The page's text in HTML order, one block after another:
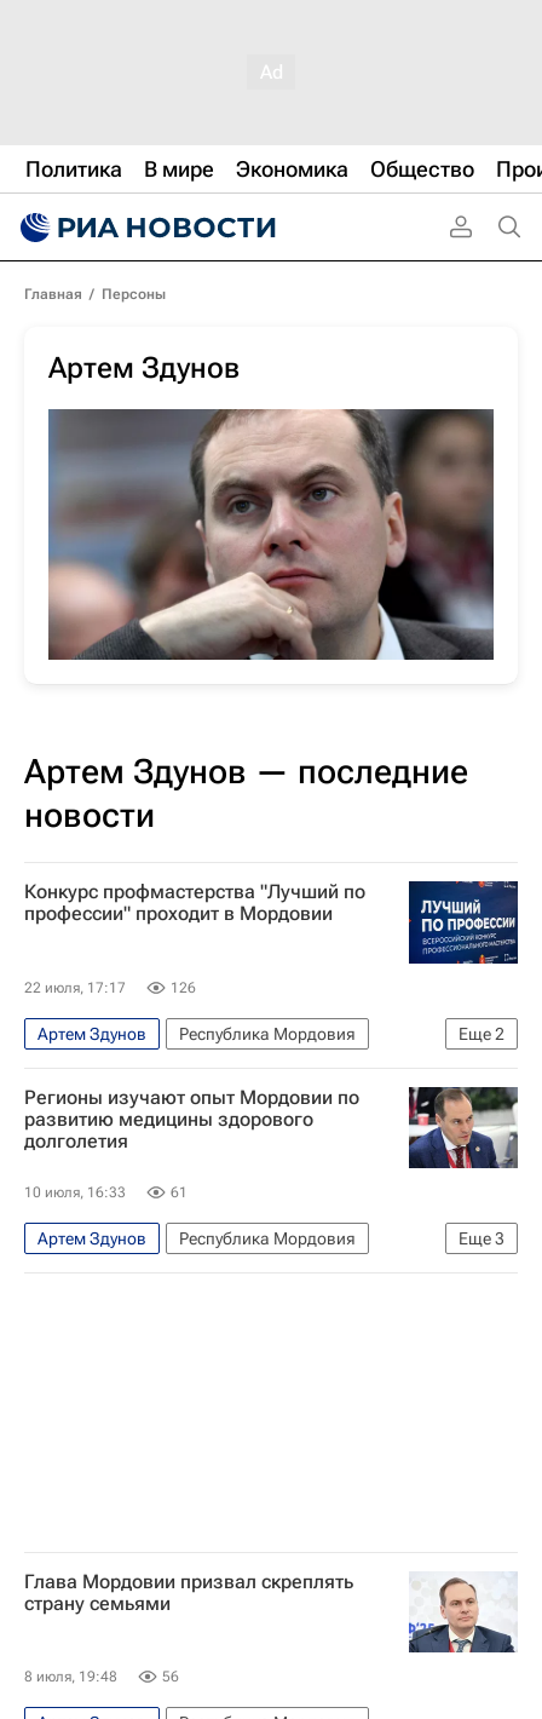
Политика В мире Экономика Общество
Главная / Персоны
Артем Здунов
Артем Здунов — последние
новости
Конкурс профмастерства "Лучший по
профессии" проходит в Мордовии
22 июля, 17:17 126
Еще2
Артем Здунов
Республика Мордовия
Антон Котяков
Оксана Лут
Регионы изучают опыт Мордовии по
развитию медицины здорового
долголетия
10 июля, 16:33 61
Еще3
Артем Здунов
Республика Мордовия
Саранск
Здоровье Долголетие
Глава Мордовии призвал скреплять
страну семьями
8 июля, 19:48 56